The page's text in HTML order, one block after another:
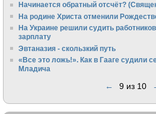
Начинается обратный отсчёт?
На родине Христа отменили
На Украине решили судить
зарплату
Эвтаназия - скользкий путь
«Все это ложь!». Как в Гааге судили
Младича
← 9 из 10